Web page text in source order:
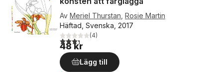
Av Meriel Thurstan Rosie Martin
Häftad, Svenska, 2017
3,3utav 5 stjärnor. Totalt antal röster:
(4)
48 kr
Lägg till